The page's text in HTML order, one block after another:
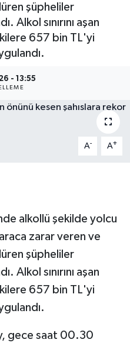
şüpheliler
Alkol sınırını aşan
657 bin TL'yi
- 13:55
A- A+
alkollü şekilde yolcu
zarar veren ve
şüpheliler
Alkol sınırını aşan
657 bin TL'yi
gece saat 00.30